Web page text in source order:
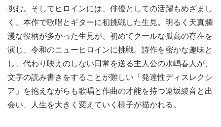
挑む。そしてヒロインには、俳優としての活躍もめざまし
く、本作で歌唱とギターに初挑戦した生見。明るく天真爛
漫な役柄が多かった生見が、初めてクールな孤高の存在を
演じ、令和のニューヒロインに挑戦。詩作を密かな趣味と
し、代わり映えのしない日常を送る主人公の水嶋春人が、
文字の読み書きをすることが難しい「発達性ディスレクシ
ア」を抱えながらも歌唱と作曲の才能を持つ遠坂綾音と出
会い、人生を大きく変えていく様子が描かれる。